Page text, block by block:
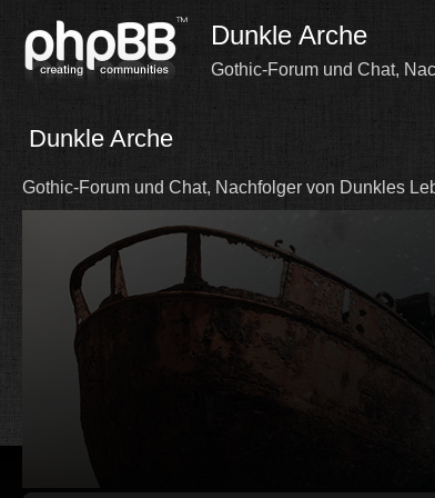
Dunkle Arche
Gothic-Forum und Chat,
Dunkle Arche
Gothic-Forum und Chat, Nachfolger von Dunkles